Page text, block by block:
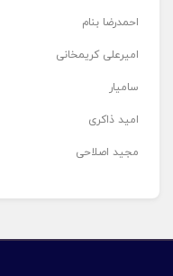
احمدرضا بنام
امیرعلی کریمخانی
سامیار
امید ذاکری
مجید اصلاحی